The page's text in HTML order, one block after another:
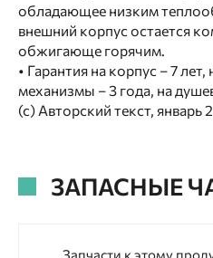
обладающее низким
внешний корпус остается
обжигающе горячим.
• Гарантия на корпус – 7
механизмы – 3 года, на
(с) Авторский текст, январь
ЗАПАСНЫЕ
Запчасти к этому